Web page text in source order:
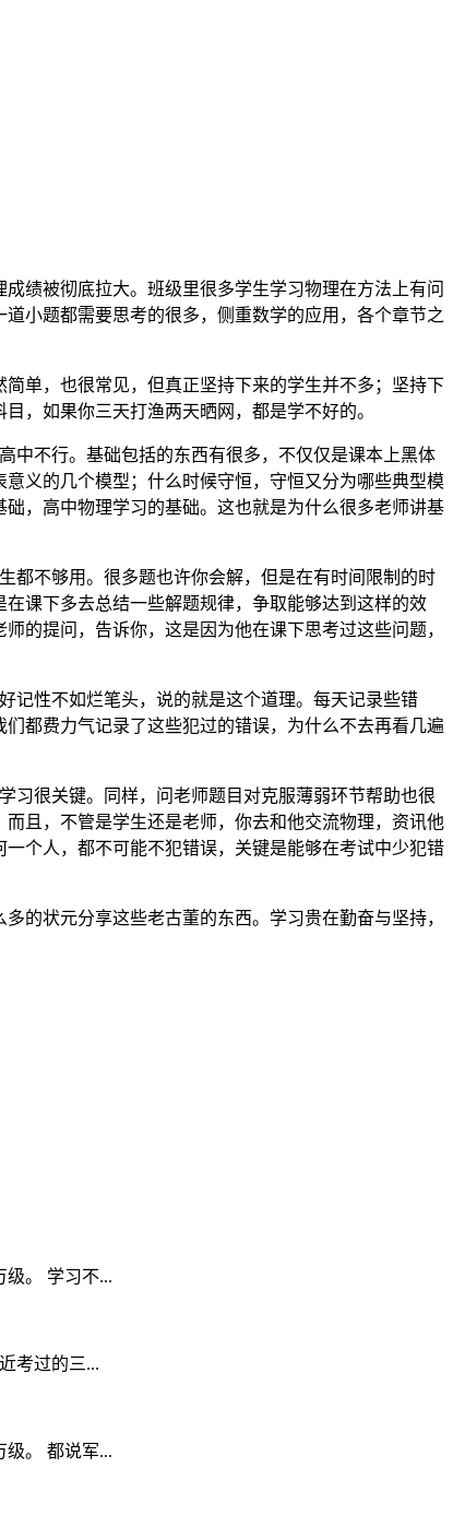
绩被彻底拉大。班级里很多学生学习物理在方法上有问
小题都需要思考的很多，侧重数学的应用，各个章节之
单，也很常见，但真正坚持下来的学生并不多；坚持下
，如果你三天打渔两天晒网，都是学不好的。
中不行。基础包括的东西有很多，不仅仅是课本上黑体
义的几个模型；什么时候守恒，守恒又分为哪些典型模
，高中物理学习的基础。这也就是为什么很多老师讲基
都不够用。很多题也许你会解，但是在有时间限制的时
课下多去总结一些解题规律，争取能够达到这样的效
的提问，告诉你，这是因为他在课下思考过这些问题，
记性不如烂笔头，说的就是这个道理。每天记录些错
都费力气记录了这些犯过的错误，为什么不去再看几遍
习很关键。同样，问老师题目对克服薄弱环节帮助也很
且，不管是学生还是老师，你去和他交流物理，资讯他
个人，都不可能不犯错误，关键是能够在考试中少犯错
的状元分享这些老古董的东西。学习贵在勤奋与坚持，
。 学习不...
考过的三...
。 都说军...